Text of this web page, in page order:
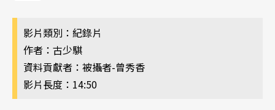
影片類別：紀錄片
作者：古少騏
資料貢獻者：被攝者-曾秀香
影片長度：14:50